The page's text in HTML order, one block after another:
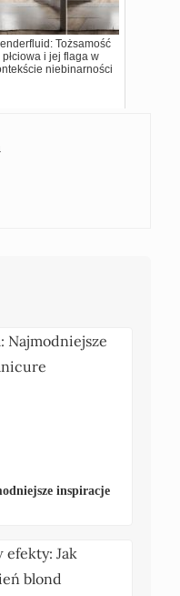
Tożsamość
płciowa i jej flaga w
niebinarności
inspiracje